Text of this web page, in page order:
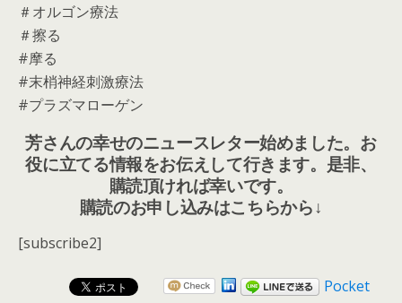
＃オルゴン療法
＃擦る
#摩る
#末梢神経刺激療法
#プラズマローゲン
芳さんの幸せのニュースレター始めました。お
役に立てる情報をお伝えして行きます。是非、
購読頂ければ幸いです。
購読のお申し込みはこちらから↓
[subscribe2]
Pocket